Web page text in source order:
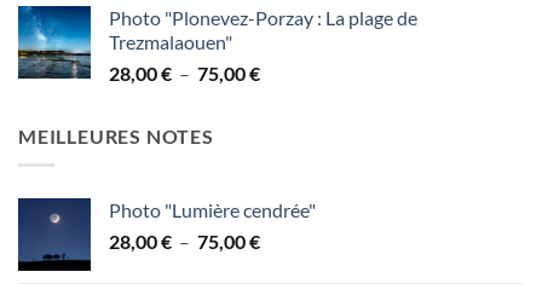
prix :
à
Photo "Plonevez-Porzay : La plage de
Trezmalaouen"
28,00€ – 75,00€Plage
MEILLEURES NOTES
Photo "Lumière cendrée"
28,00€ – 75,00€Plage